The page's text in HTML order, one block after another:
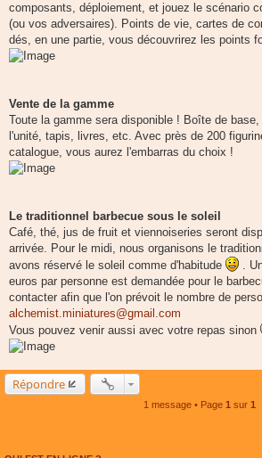
composants, déploiement, et jouez le scénario
(ou vos adversaires). Points de vie, cartes de
dés, en une partie, vous découvrirez les points
Vente de la gamme
Toute la gamme sera disponible ! Boîte de
l'unité, tapis, livres, etc. Avec près de 200
catalogue, vous aurez l'embarras du choix !
Le traditionnel barbecue sous le soleil
Café, thé, jus de fruit et viennoiseries seront
arrivée. Pour le midi, nous organisons le
avons réservé le soleil comme d'habitude
.
euros par personne est demandée pour le
contacter afin que l'on prévoit le nombre de
alchemist.miniatures@gmail.com
Vous pouvez venir aussi avec votre repas sinon
Répondre
1 message • Page 1 sur 1